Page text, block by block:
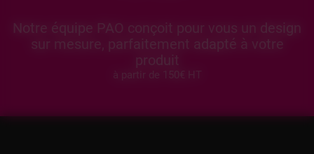
Notre équipe PAO conçoit pour vous un design
sur mesure, parfaitement adapté à votre
produit
à partir de 150€ HT